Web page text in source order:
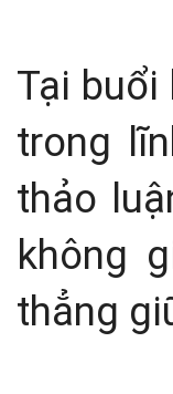
Tại
trong
thảo
không
thẳng